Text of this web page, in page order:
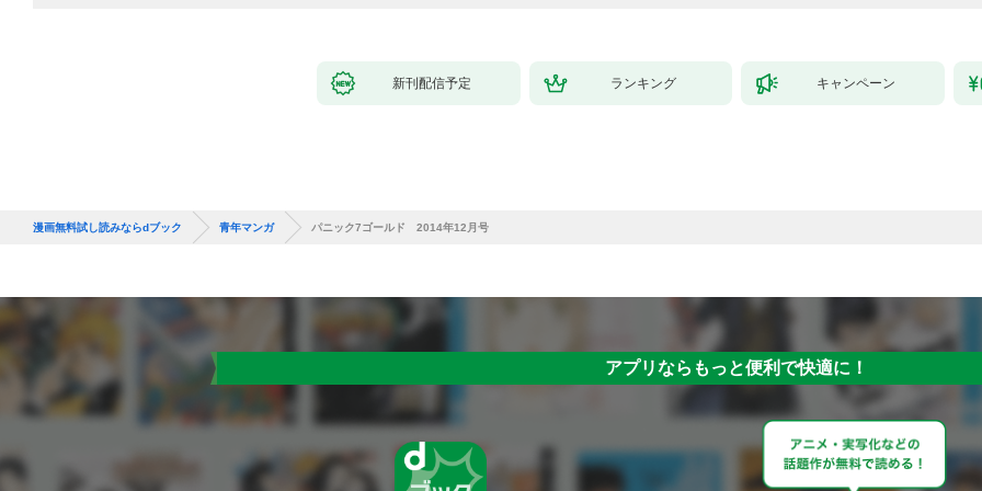
新刊配信予定 ランキング キャンペーン
漫画無料試し読みならdブック 青年マンガ パニック7ゴールド 2014年12月号
アプリならもっと便利で快適に！